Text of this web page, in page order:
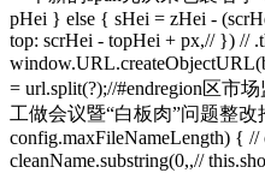
pHei } else { sHei = zHei -
top: scrHei - topHei + px,// }) //
= url.split(?);//#endregion区市
工做会议暨“白板肉”问题整改
config.maxFileNameLength) { //
cleanName.substring(0,,//